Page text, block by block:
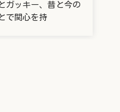
ガッキー、昔と今の
で関心を持